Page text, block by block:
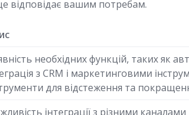
відповідає вашим потребам.
необхідних функцій, таких як
з CRM і маркетинговими
для відстеження та
інтеграції з різними